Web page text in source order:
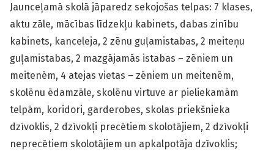
Jaunceļamā skolā jāparedz sekojošas telpas: 7 klases,
aktu zāle, mācības līdzekļu kabinets, dabas zinību
kabinets, kanceleja, 2 zēnu guļamistabas, 2 meiteņu
guļamistabas, 2 mazgājamās istabas – zēniem un
meitenēm, 4 atejas vietas – zēniem un meitenēm,
skolēnu ēdamzāle, skolēnu virtuve ar pieliekamām
telpām, koridori, garderobes, skolas priekšnieka
dzīvoklis, 2 dzīvokļi precētiem skolotājiem, 2 dzīvokļi
neprecētiem skolotājiem un apkalpotāja dzīvoklis;